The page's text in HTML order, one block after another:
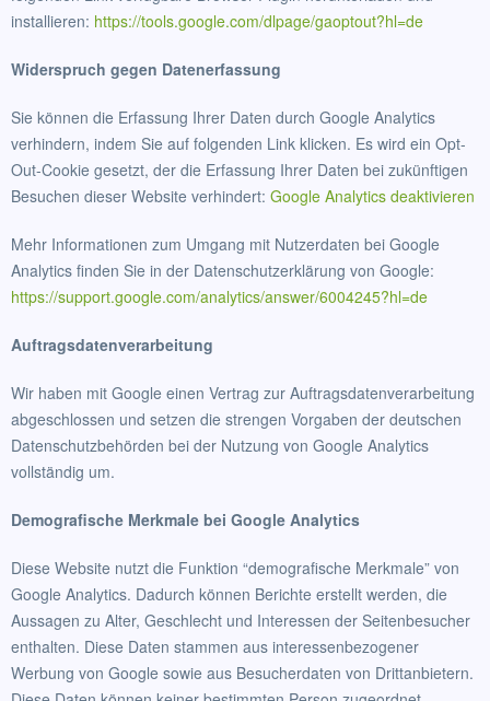
installieren: https://tools.google.com/dlpage/gaoptout?hl=de
Widerspruch gegen Datenerfassung
Sie können die Erfassung Ihrer Daten durch Google Analytics
verhindern, indem Sie auf folgenden Link klicken. Es wird ein Opt-
Out-Cookie gesetzt, der die Erfassung Ihrer Daten bei zukünftigen
Besuchen dieser Website verhindert: Google Analytics deaktivieren
Mehr Informationen zum Umgang mit Nutzerdaten bei Google
Analytics finden Sie in der Datenschutzerklärung von Google:
https://support.google.com/analytics/answer/6004245?hl=de
Auftragsdatenverarbeitung
Wir haben mit Google einen Vertrag zur Auftragsdatenverarbeitung
abgeschlossen und setzen die strengen Vorgaben der deutschen
Datenschutzbehörden bei der Nutzung von Google Analytics
vollständig um.
Demografische Merkmale bei Google Analytics
Diese Website nutzt die Funktion “demografische Merkmale” von
Google Analytics. Dadurch können Berichte erstellt werden, die
Aussagen zu Alter, Geschlecht und Interessen der Seitenbesucher
enthalten. Diese Daten stammen aus interessenbezogener
Werbung von Google sowie aus Besucherdaten von Drittanbietern.